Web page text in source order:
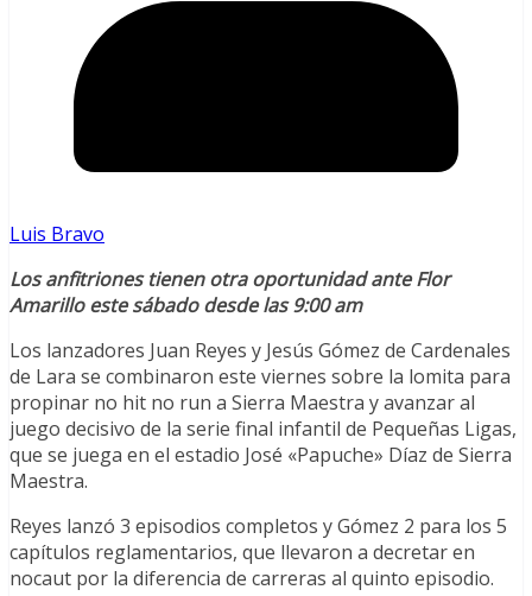
Luis Bravo
Los anfitriones tienen otra oportunidad ante Flor
Amarillo este sábado desde las 9:00 am
Los lanzadores Juan Reyes y Jesús Gómez de Cardenales
de Lara se combinaron este viernes sobre la lomita para
propinar no hit no run a Sierra Maestra y avanzar al
juego decisivo de la serie final infantil de Pequeñas Ligas,
que se juega en el estadio José «Papuche» Díaz de Sierra
Maestra.
Reyes lanzó 3 episodios completos y Gómez 2 para los 5
capítulos reglamentarios, que llevaron a decretar en
nocaut por la diferencia de carreras al quinto episodio.